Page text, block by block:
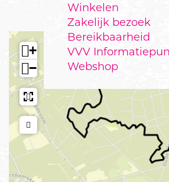
Winkelen
Zakelijk bezoek
Bereikbaarheid
VVV
Webshop
+
−